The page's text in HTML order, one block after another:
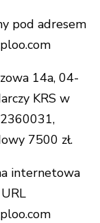
pod adresem
14a, 04-
KRS w
7500 zł.
internetowa